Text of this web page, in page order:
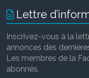
Lettre
Inscrivez-vous à la
annonces des
Les membres de la
abonnés.